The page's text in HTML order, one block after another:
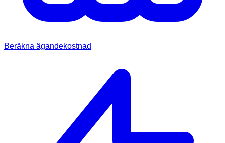
Beräkna ägandekostnad